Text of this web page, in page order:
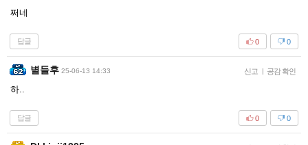
쩌네
답글 0
0
별들후 25-06-13 14:33 신고 | 공감 확인
하..
답글 0
0